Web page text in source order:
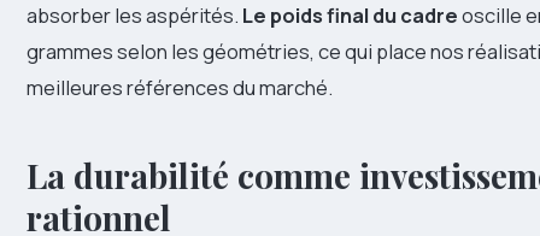
absorber les aspérités. Le poids final du cadreoscille
grammes selon les géométries, ce qui place nos
meilleures références du marché.
La durabilité comme
rationnel